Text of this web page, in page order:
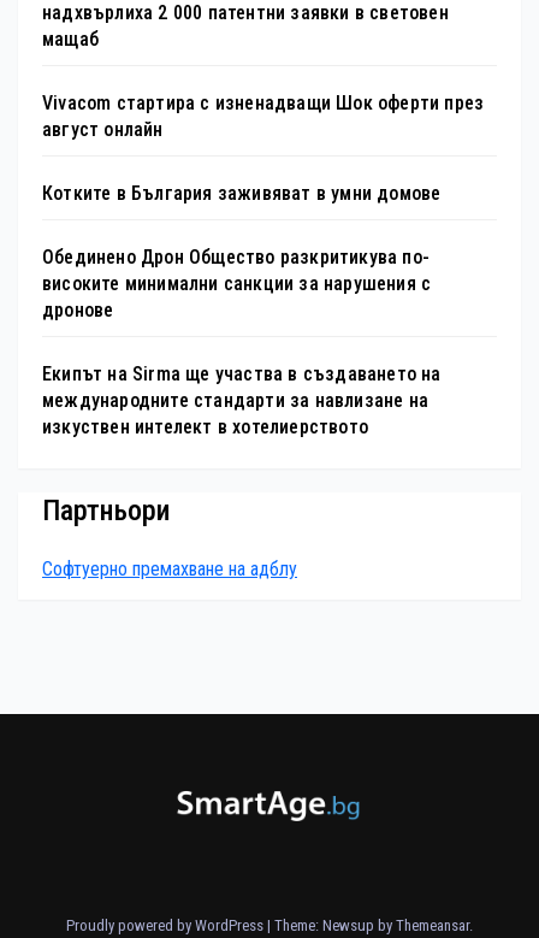
надхвърлиха 2 000 патентни заявки в световен
мащаб
Vivacom стартира с изненадващи Шок оферти през
август онлайн
Котките в България заживяват в умни домове
Обединено Дрон Общество разкритикува по-
високите минимални санкции за нарушения с
дронове
Екипът на Sirma ще участва в създаването на
международните стандарти за навлизане на
изкуствен интелект в хотелиерството
Партньори
Софтуерно премахване на адблу
Proudly powered by WordPress | Theme: Newsup by Themeansar.